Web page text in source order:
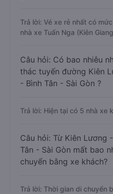
Trả lời: Vé xe rẻ nhất có
nhà xe Tuấn Nga (Kiên
Câu hỏi: Có bao nhiêu
thác tuyến đường Kiên
- Bình Tân - Sài Gòn ?
Trả lời: Hiện tại có 5 nhà xe
Câu hỏi: Từ Kiên Lương
Tân - Sài Gòn mất bao
chuyển bằng xe khách?
Trả lời: Thời gian di chuyển